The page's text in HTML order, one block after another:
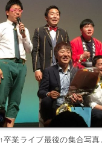
↑卒業ライブ最後の集合写真